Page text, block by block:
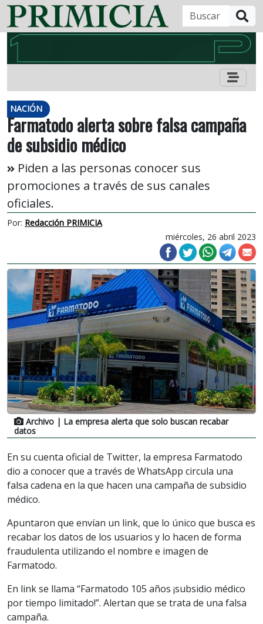
NACIÓN
Farmatodo alerta sobre falsa campaña
de subsidio médico
Piden a las personas conocer sus
promociones a través de sus canales
oficiales.
Por: Redacción PRIMICIA
miércoles, 26 abril 2023
Archivo | La empresa alerta que solo buscan recabar
datos
En su cuenta oficial de Twitter, la empresa Farmatodo
dio a conocer que a través de WhatsApp circula una
falsa cadena en la que hacen una campaña de subsidio
médico.
Apuntaron que envían un link, que lo único que busca es
recabar los datos de los usuarios y lo hacen de forma
fraudulenta utilizando el nombre e imagen de
Farmatodo.
En link se llama “Farmatodo 105 años ¡subsidio médico
por tiempo limitado!”. Alertan que se trata de una falsa
campaña.